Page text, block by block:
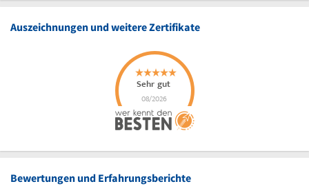
Auszeichnungen und weitere Zertifikate
Bewertungen und Erfahrungsberichte